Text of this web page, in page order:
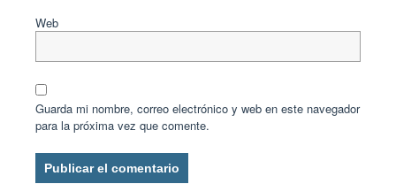
Web
Guarda mi nombre, correo electrónico y web en este navegador
para la próxima vez que comente.